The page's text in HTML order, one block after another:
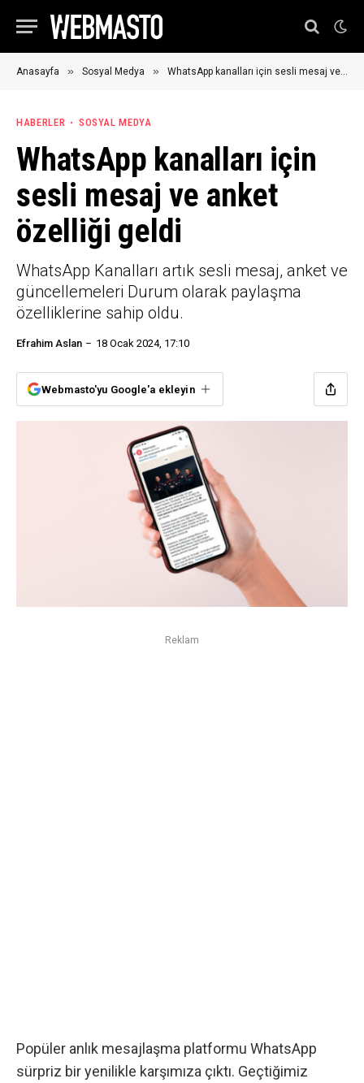
Anasayfa » Sosyal Medya » WhatsApp kanalları için sesli mesaj ve anket özelliği geldi
HABERLER SOSYAL MEDYA
WhatsApp kanalları için
sesli mesaj ve anket
özelliği geldi
WhatsApp Kanalları artık sesli mesaj, anket ve
güncellemeleri Durum olarak paylaşma
özelliklerine sahip oldu.
Efrahim Aslan 18 Ocak 2024, 17:10
Webmasto'yu Google'a ekleyin
Reklam
Popüler anlık mesajlaşma platformu WhatsApp
sürpriz bir yenilikle karşımıza çıktı. Geçtiğimiz